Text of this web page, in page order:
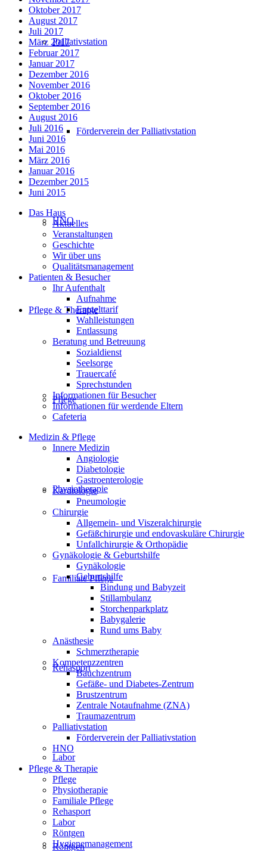
Palliativstation
Förderverein der Palliativstation
HNO
Pflege & Therapie
Pflege
Physiotherapie
Familiale Pflege
Rehasport
Labor
Röntgen
Oktober 2017
August 2017
Juli 2017
März 2017
Februar 2017
Januar 2017
Dezember 2016
November 2016
Oktober 2016
September 2016
August 2016
Juli 2016
Juni 2016
Mai 2016
März 2016
Januar 2016
Dezember 2015
Juni 2015
Das Haus
Aktuelles
Veranstaltungen
Geschichte
Wir über uns
Qualitätsmanagement
Patienten & Besucher
Ihr Aufenthalt
Aufnahme
Entgelttarif
Wahlleistungen
Entlassung
Beratung und Betreuung
Sozialdienst
Seelsorge
Trauercafé
Sprechstunden
Informationen für Besucher
Informationen für werdende Eltern
Cafeteria
Medizin & Pflege
Innere Medizin
Angiologie
Diabetologie
Gastroenterologie
Kardiologie
Pneumologie
Chirurgie
Allgemein- und Viszeralchirurgie
Gefäßchirurgie und endovaskuläre Chirurgie
Unfallchirurgie & Orthopädie
Gynäkologie & Geburtshilfe
Gynäkologie
Geburtshilfe
Bindung und Babyzeit
Stillambulanz
Storchenparkplatz
Babygalerie
Rund ums Baby
Anästhesie
Schmerztherapie
Kompetenzzentren
Bauchzentrum
Gefäße- und Diabetes-Zentrum
Brustzentrum
Zentrale Notaufnahme (ZNA)
Traumazentrum
Palliativstation
Förderverein der Palliativstation
HNO
Pflege & Therapie
Pflege
Physiotherapie
Familiale Pflege
Rehasport
Labor
Röntgen
Hygienemanagement